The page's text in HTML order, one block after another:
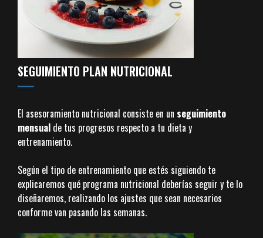
SEGUIMIENTO PLAN NUTRICIONAL
El asesoramiento nutricional consiste en un seguimiento
mensual de tus progresos respecto a tu dieta y
entrenamiento.
Según el tipo de entrenamiento que estés siguiendo te
explicaremos qué programa nutricional deberías seguir y te lo
diseñaremos, realizando los ajustes que sean necesarios
conforme van pasando las semanas.